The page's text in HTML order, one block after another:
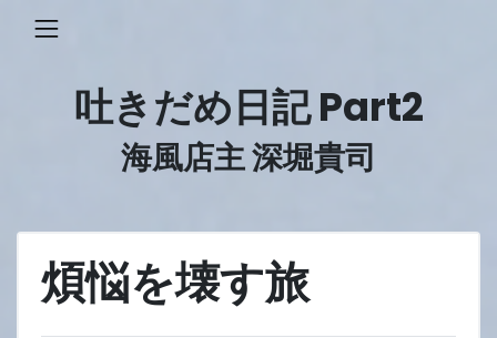
吐きだめ日記 Part2
海風店主 深堀貴司
煩悩を壊す旅